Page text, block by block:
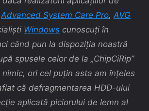
Advanced System Care Pro, AVG
Windows cunoscuţi în
când pun la dispoziţia noastră
spusele celor de la „ChipCiRip”
ori cel puţin asta am înţeles
că defragmentarea HDD-ului
aplicată piciorului de lemn al